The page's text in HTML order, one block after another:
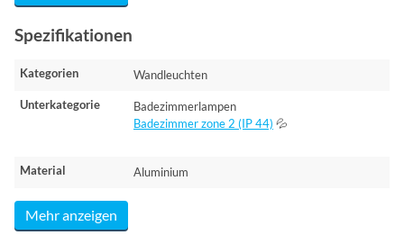
Spezifikationen
Kategorien Wandleuchten
Unterkategorie
Badezimmerlampen
Badezimmer zone 2 (IP 44) 💦
Material Aluminium
Mehr anzeigen